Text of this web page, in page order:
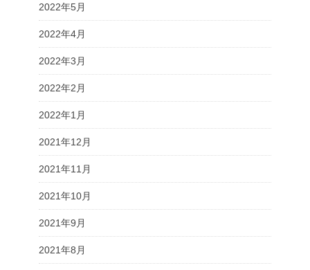
2022年5月
2022年4月
2022年3月
2022年2月
2022年1月
2021年12月
2021年11月
2021年10月
2021年9月
2021年8月